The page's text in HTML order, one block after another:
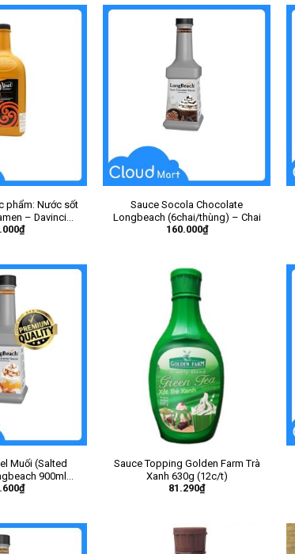
phẩm: Nước sốt
– Davinci
FLV Sauce
₫
Sauce Socola Chocolate
Longbeach (6chai/thùng) – Chai
160.000₫
Muối (Salted
900ml
– Chai
₫
Sauce Topping Golden Farm Trà
Xanh 630g (12c/t)
81.290₫